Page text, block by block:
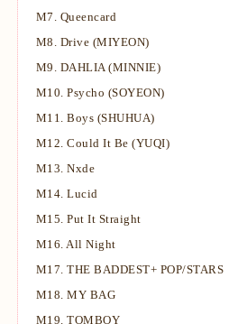
M7. Queencard
M8. Drive (MIYEON)
M9. DAHLIA (MINNIE)
M10. Psycho (SOYEON)
M11.
Boys (SHUHUA)
M12. Could It Be (YUQI)
M13. Nxde
M14. Lucid
M15. Put It Straight
M16. All Night
M17. THE BADDEST+ POP/STARS
M18. MY BAG
M19. TOMBOY